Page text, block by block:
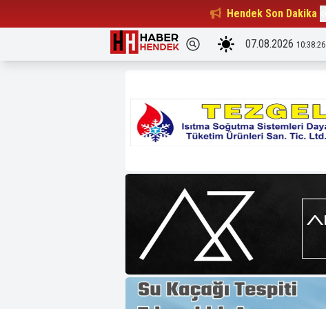
Hendek Son Dakika
Beşiktaşlılar Derneği Başkanı...
07.08.2026 10:38:28